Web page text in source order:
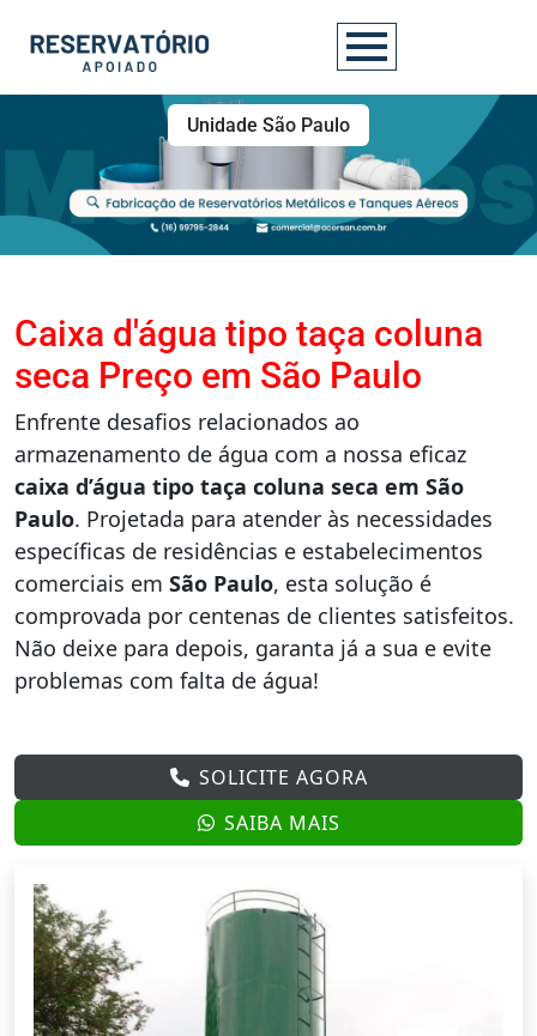
Unidade São Paulo
Caixa d'água tipo taça coluna
seca Preço em São Paulo
Enfrente desafios relacionados ao
armazenamento de água com a nossa eficaz
caixa d’água tipo taça coluna seca em São
Paulo. Projetada para atender às necessidades
específicas de residências e estabelecimentos
comerciais em São Paulo, esta solução é
comprovada por centenas de clientes satisfeitos.
Não deixe para depois, garanta já a sua e evite
problemas com falta de água!
SOLICITE AGORA
SAIBA MAIS